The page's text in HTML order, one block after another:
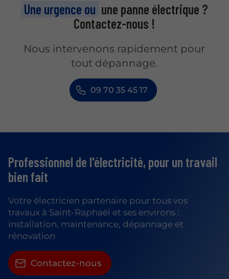
Une urgence ou une panne électrique ?
Contactez-nous !
Nous intervenons rapidement pour
tout dépannage.
09 70 35 45 17
Professionnel de l'électricité, pour un travail
bien fait
Votre électricien partenaire pour tous vos
travaux à Saint-Raphaël et ses environs :
installation, maintenance, dépannage et
rénovation
Contactez-nous